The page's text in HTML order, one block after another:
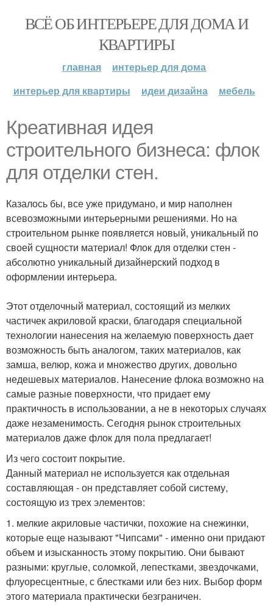
ВСЁ ОБ ИНТЕРЬЕРЕ ДЛЯ ДОМА И
КВАРТИРЫ
главная
интерьер для дома
интерьер для квартиры
идеи дизайна мебель
Креативная идея
строительного бизнеса: флок
для отделки стен.
Казалось бы, все уже придумано, и мир наполнен
всевозможными интерьерными решениями. Но на
строительном рынке появляется новый, уникальный по
своей сущности материал! Флок для отделки стен -
абсолютно уникальный дизайнерский подход в
оформлении интерьера.
Этот отделочный материал, состоящий из мелких
частичек акриловой краски, благодаря специальной
технологии нанесения на желаемую поверхность дает
возможность быть аналогом, таких материалов, как
замша, велюр, кожа и множество других, довольно
недешевых материалов. Нанесение флока возможно на
самые разные поверхности, что придает ему
практичность в использовании, а не в некоторых случаях
даже незаменимость. Сегодня рынок строительных
материалов даже флок для пола предлагает!
Из чего состоит покрытие.
Данный материал не используется как отдельная
составляющая - он представляет собой систему,
состоящую из трех элементов:
1. мелкие акриловые частички, похожие на снежинки,
которые еще называют "Чипсами" - именно они придают
объем и изысканность этому покрытию. Они бывают
разными: круглые, соломкой, лепестками, звездочками,
флуоресцентные, с блестками или без них. Выбор форм
этого материала практически безграничен.